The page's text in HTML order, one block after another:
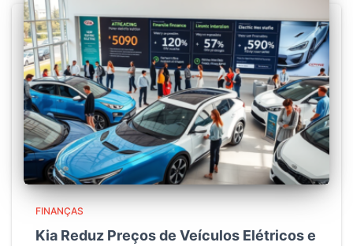
FINANÇAS
Kia Reduz Preços de Veículos Elétricos e